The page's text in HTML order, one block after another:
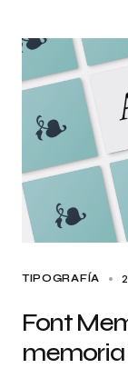
TIPOGRAFÍA
Font